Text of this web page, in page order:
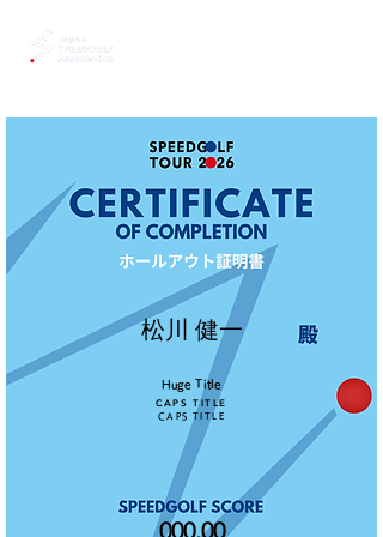
松川 健一
Huge Title
CAPS TITLE
CAPS TITLE
000.00